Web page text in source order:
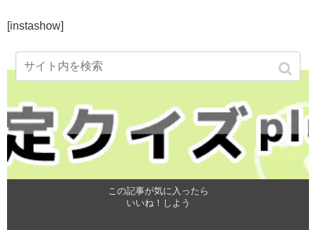
[instashow]
この記事が気に入ったら
いいね！しよう